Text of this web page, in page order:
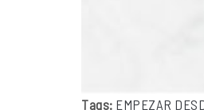
Tags: EMPEZAR